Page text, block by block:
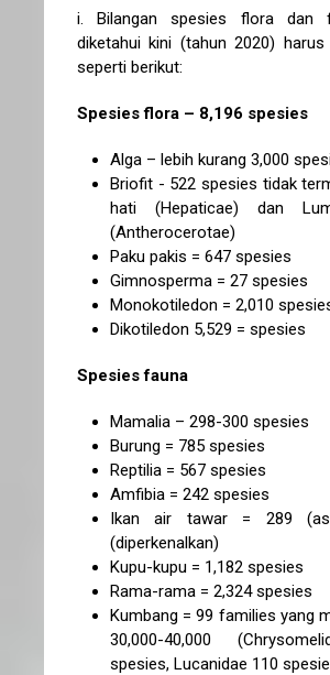
i. Bilangan spesies flora dan
diketahui kini (tahun 2020) harus
seperti berikut:
Spesies flora – 8,196 spesies
Alga – lebih kurang 3,000
Briofit - 522 spesies tidak
hati (Hepaticae) dan
(Antherocerotae)
Paku pakis = 647 spesies
Gimnosperma = 27 spesies
Monokotiledon = 2,010
Dikotiledon 5,529 = spesies
Spesies fauna
Mamalia – 298-300 spesies
Burung = 785 spesies
Reptilia = 567 spesies
Amfibia = 242 spesies
Ikan air tawar = 289
(diperkenalkan)
Kupu-kupu = 1,182 spesies
Rama-rama = 2,324 spesies
Kumbang = 99 families yang
30,000-40,000
spesies, Lucanidae 110